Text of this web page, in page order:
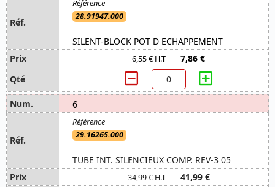
28.91947.000
SILENT-BLOCK POT D ECHAPPEMENT
6,55 € H.T 7,86 €
6
29.16265.000
TUBE INT. SILENCIEUX COMP. REV-3 05
34,99 € H.T 41,99 €